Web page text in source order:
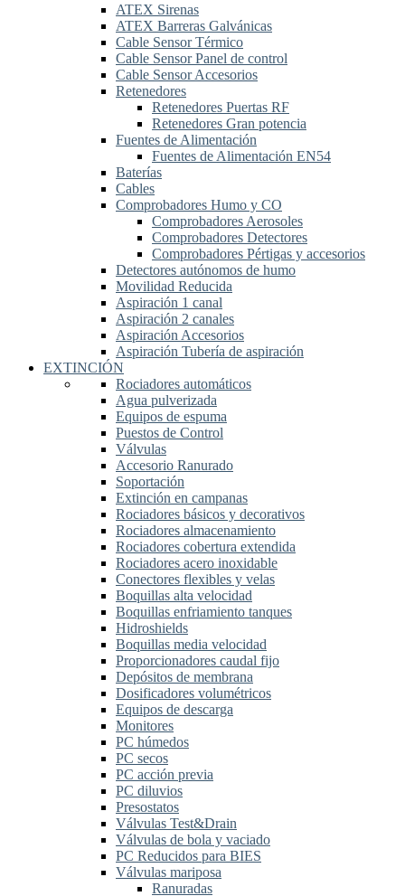
ATEX Sirenas
ATEX Barreras Galvánicas
Cable Sensor Térmico
Cable Sensor Panel de control
Cable Sensor Accesorios
Retenedores
Retenedores Puertas RF
Retenedores Gran potencia
Fuentes de Alimentación
Fuentes de Alimentación EN54
Baterías
Cables
Comprobadores Humo y CO
Comprobadores Aerosoles
Comprobadores Detectores
Comprobadores Pértigas y accesorios
Detectores autónomos de humo
Movilidad Reducida
Aspiración 1 canal
Aspiración 2 canales
Aspiración Accesorios
Aspiración Tubería de aspiración
EXTINCIÓN
Rociadores automáticos
Agua pulverizada
Equipos de espuma
Puestos de Control
Válvulas
Accesorio Ranurado
Soportación
Extinción en campanas
Rociadores básicos y decorativos
Rociadores almacenamiento
Rociadores cobertura extendida
Rociadores acero inoxidable
Conectores flexibles y velas
Boquillas alta velocidad
Boquillas enfriamiento tanques
Hidroshields
Boquillas media velocidad
Proporcionadores caudal fijo
Depósitos de membrana
Dosificadores volumétricos
Equipos de descarga
Monitores
PC húmedos
PC secos
PC acción previa
PC diluvios
Presostatos
Válvulas Test&Drain
Válvulas de bola y vaciado
PC Reducidos para BIES
Válvulas mariposa
Ranuradas